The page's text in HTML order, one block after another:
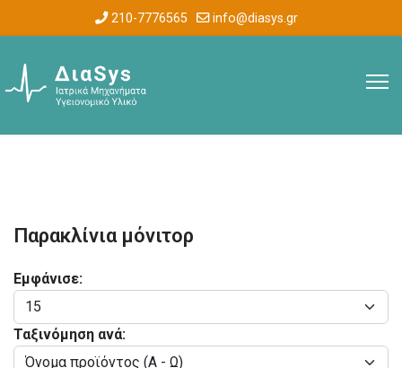
210-7776565 info@diasys.gr
Παρακλίνια μόνιτορ
Εμφάνισε:
Ταξινόμηση ανά: